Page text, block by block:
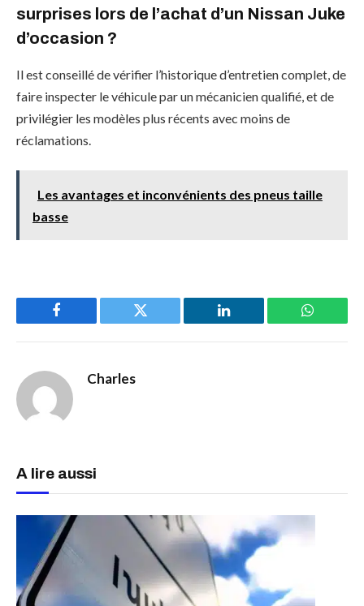
surprises lors de l’achat d’un Nissan Juke
d’occasion ?
Il est conseillé de vérifier l’historique d’entretien complet, de
faire inspecter le véhicule par un mécanicien qualifié, et de
privilégier les modèles plus récents avec moins de
réclamations.
Les avantages et inconvénients des pneus taille
basse
Facebook Twitter LinkedIn
Charles
A lire aussi